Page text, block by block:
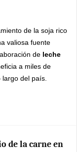
de la soja rico
valiosa fuente
de leche
a miles de
del país.
de la carne en